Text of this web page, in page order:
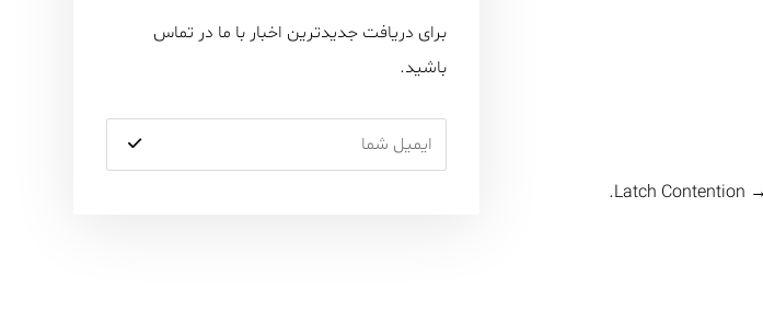
برای دریافت جدیدترین اخبار با ما در تماس
باشید.